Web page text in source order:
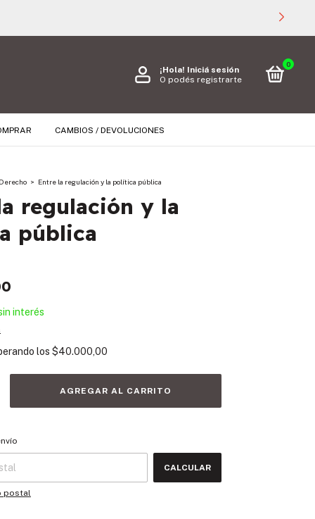
¡Hola! Iniciá sesión
O podés registrarte
0
CAMBIOS / DEVOLUCIONES
Derecho > Entre la regulación y la política pública
regulación y la
pública
interés
los $40.000,00
CALCULAR
postal